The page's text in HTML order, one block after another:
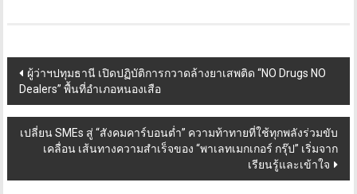
Post
navigation
ผู้ว่าฯปทุมธานี เปิดปฏิบัติการกวาดล้างยาเสพติด “NO Drugs NO
Dealers” พื้นที่อำเภอหนองเสือ
เปลี่ยน SMEs สู่ “สังคมคาร์บอนต่ำ” ความท้าทายที่ใช้ทุกพลังร่วมขับ
เคลื่อน เส้นทางความสำเร็จของ “พาเลทเมกเกอร์ กรุ๊ป” เริ่มจาก
เรียนรู้และเข้าใจ